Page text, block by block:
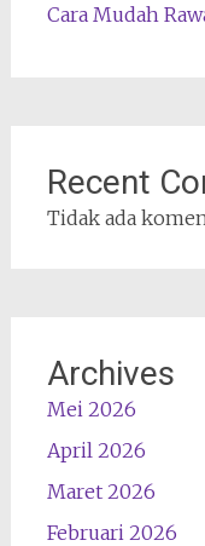
Cara Mudah
Recent
Tidak ada
Archives
Mei 2026
April 2026
Maret 2026
Februari 2026